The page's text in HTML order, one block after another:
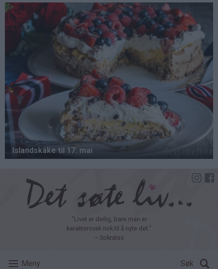
Hopp
hovedinnhold
"Livet er deilig, bare man er
karaktersvak nok til å nyte det."
– Sokrates
Meny Søk